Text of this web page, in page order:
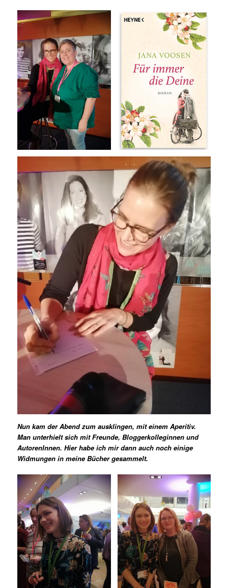
Nun kam der Abend zum ausklingen, mit einem Aperitiv.
Man unterhielt sich mit Freunde, Bloggerkolleginnen und
AutorenInnen. Hier habe ich mir dann auch noch einige
Widmungen in meine Bücher gesammelt.